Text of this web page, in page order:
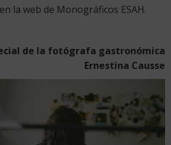
la web de Monográficos ESAH.
de la fotógrafa gastronómica
Ernestina Causse